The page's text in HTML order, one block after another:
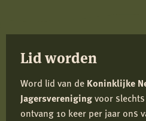
Lid worden
Word lid van de Koninklijke
Jagersverenigingvoor slechts
ontvang 10 keer per jaar ons